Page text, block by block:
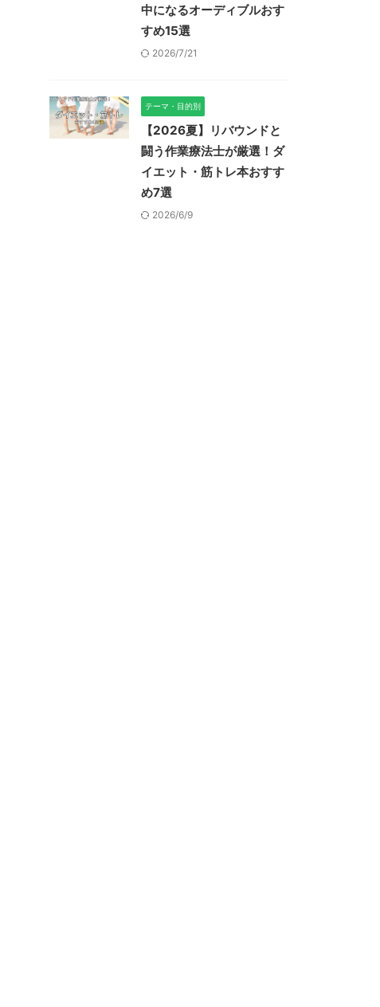
中になるオーディブルおす
すめ15選
2026/7/21
テーマ・目的別
【2026夏】リバウンドと
闘う作業療法士が厳選！ダ
イエット・筋トレ本おすす
め7選
2026/6/9